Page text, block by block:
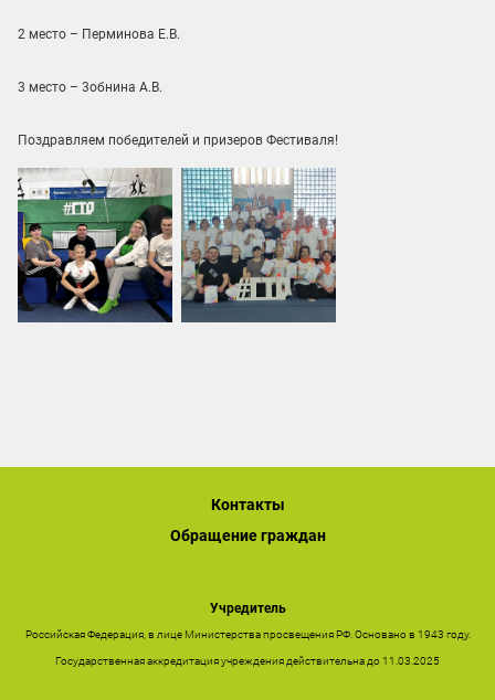
2 место – Перминова Е.В.
3 место – 3обнина А.В.
Поздравляем победителей и призеров Фестиваля!
Контакты
Обращение граждан
Учредитель
Российская Федерация, в лице Министерства просвещения РФ. Основано в 1943 году.
Государственная аккредитация учреждения действительна до 11.03.2025